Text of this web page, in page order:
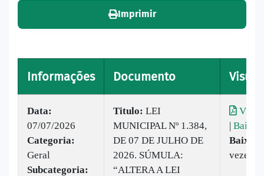
Imprimir
Informações Documento
Data:
07/07/2026
Categoria:
Geral
Subcategoria:
Titulo: LEI
MUNICIPAL Nº 1.384,
DE 07 DE JULHO DE
2026. SÚMULA:
“ALTERA A LEI
| Baixar
vezes